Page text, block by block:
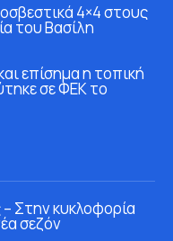
4×4 στους
του Βασίλη
επίσημα η τοπική
σε ΦΕΚ το
Στην κυκλοφορία
σεζόν